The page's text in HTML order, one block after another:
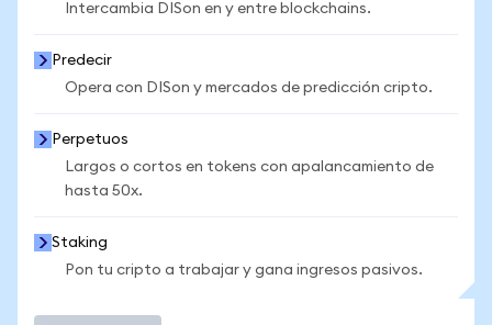
Intercambia DISon en y entre blockchains.
Predecir
Opera con DISon y mercados de predicción cripto.
Perpetuos
Largos o cortos en tokens con apalancamiento de
hasta 50x.
Staking
Pon tu cripto a trabajar y gana ingresos pasivos.